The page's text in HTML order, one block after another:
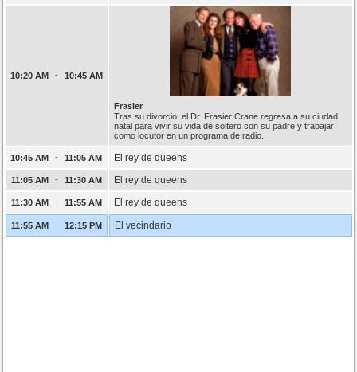
10:20 AM - 10:45 AM
Frasier
Tras su divorcio, el Dr. Frasier Crane regresa a su ciudad
natal para vivir su vida de soltero con su padre y trabajar
como locutor en un programa de radio.
10:45 AM - 11:05 AM El rey de queens
11:05 AM - 11:30 AM El rey de queens
11:30 AM - 11:55 AM El rey de queens
11:55 AM - 12:15 PM El vecindario